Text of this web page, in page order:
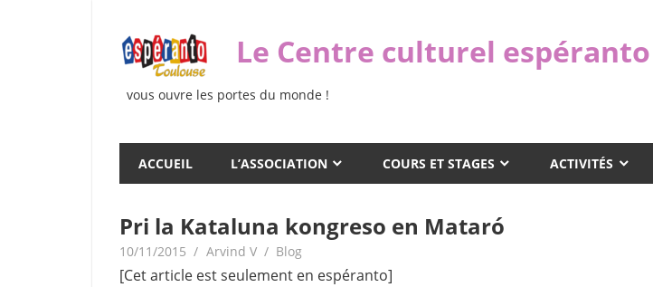
content
Le Centre culturel espéranto
vous ouvre les portes du monde !
ACCUEIL L’ASSOCIATION COURS ET STAGES ACTIVITÉS
Pri la Kataluna kongreso en Mataró
10/11/2015 Arvind V Blog
[Cet article est seulement en espéranto]